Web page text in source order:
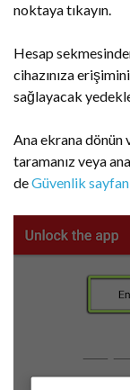
noktaya tıkayın.
Hesap
cihazınıza
sağlayacak
Ana ekrana dönün
taramanız veya
deGüvenlik